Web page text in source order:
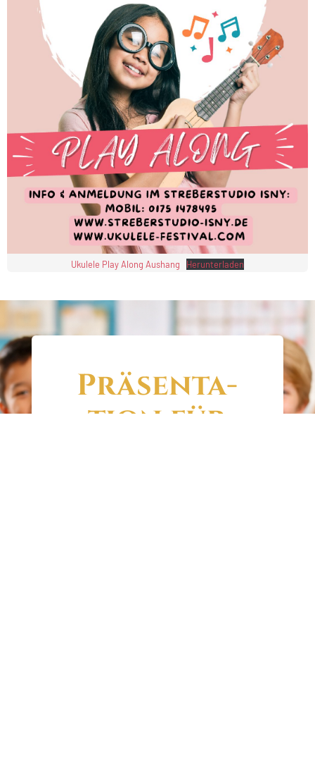
Uku­le­le Play Along Aus­hang Her­un­ter­la­den
Prä­sen­ta­
ti­on für